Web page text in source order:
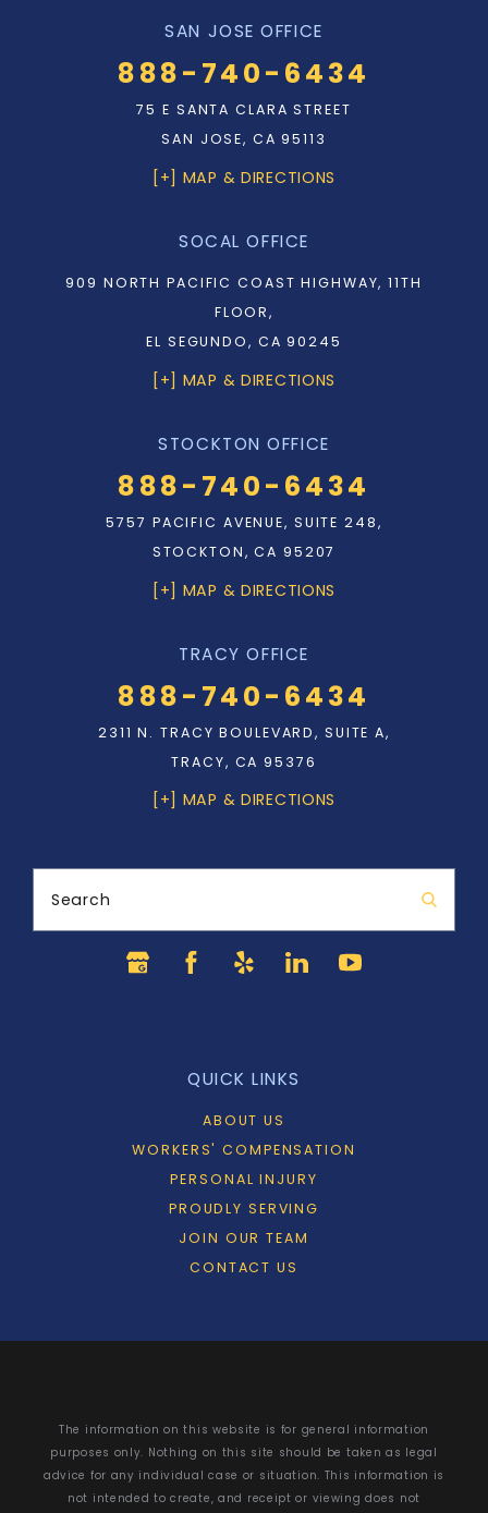
SAN JOSE OFFICE
888-740-6434
75 E SANTA CLARA STREET
SAN JOSE, CA 95113
[+] MAP & DIRECTIONS
SOCAL OFFICE
909 NORTH PACIFIC COAST HIGHWAY, 11TH
FLOOR,
EL SEGUNDO, CA 90245
[+] MAP & DIRECTIONS
STOCKTON OFFICE
888-740-6434
5757 PACIFIC AVENUE, SUITE 248,
STOCKTON, CA 95207
[+] MAP & DIRECTIONS
TRACY OFFICE
888-740-6434
2311 N. TRACY BOULEVARD, SUITE A,
TRACY, CA 95376
[+] MAP & DIRECTIONS
Search
QUICK LINKS
ABOUT US
WORKERS' COMPENSATION
PERSONAL INJURY
PROUDLY SERVING
JOIN OUR TEAM
CONTACT US
The information on this website is for general information
purposes only. Nothing on this site should be taken as legal
advice for any individual case or situation. This information is
not intended to create, and receipt or viewing does not